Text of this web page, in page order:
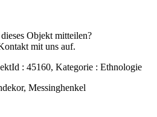
Objekt mitteilen?
mit uns auf.
: 45160, Kategorie : Ethnologie
Messinghenkel